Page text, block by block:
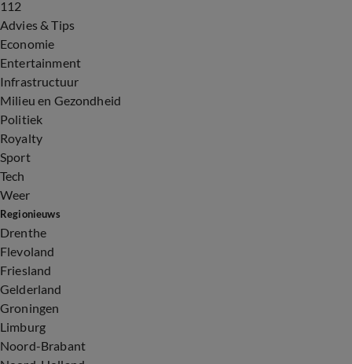
112
Advies & Tips
Economie
Entertainment
Infrastructuur
Milieu en Gezondheid
Politiek
Royalty
Sport
Tech
Weer
Regionieuws
Drenthe
Flevoland
Friesland
Gelderland
Groningen
Limburg
Noord-Brabant